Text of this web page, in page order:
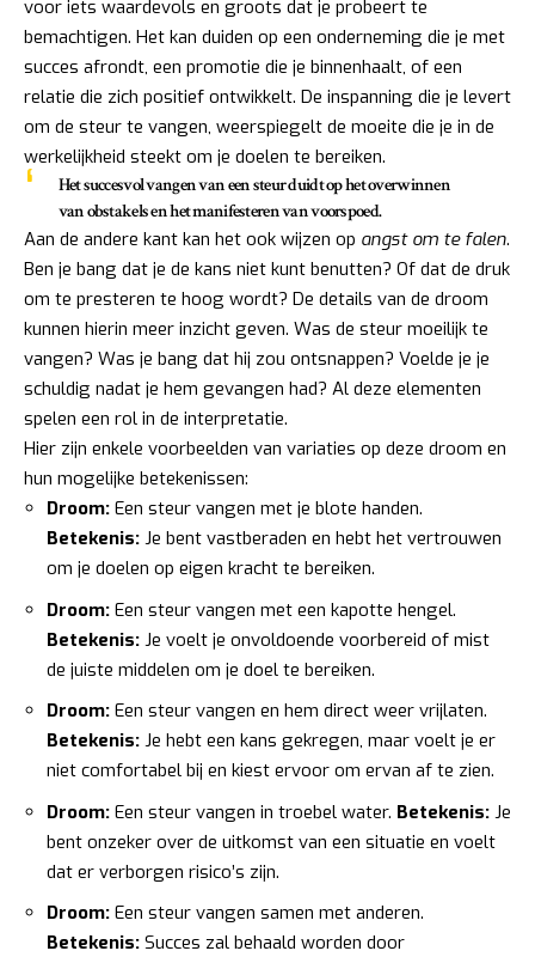
voor iets waardevols en groots dat je probeert te
bemachtigen. Het kan duiden op een onderneming die je met
succes afrondt, een promotie die je binnenhaalt, of een
relatie die zich positief ontwikkelt. De inspanning die je levert
om de steur te vangen, weerspiegelt de moeite die je in de
werkelijkheid steekt om je doelen te bereiken.
Het succesvol vangen van een steur duidt op het overwinnen
van obstakels en het manifesteren van voorspoed.
Aan de andere kant kan het ook wijzen op angst om te falen.
Ben je bang dat je de kans niet kunt benutten? Of dat de druk
om te presteren te hoog wordt? De details van de droom
kunnen hierin meer inzicht geven. Was de steur moeilijk te
vangen? Was je bang dat hij zou ontsnappen? Voelde je je
schuldig nadat je hem gevangen had? Al deze elementen
spelen een rol in de interpretatie.
Hier zijn enkele voorbeelden van variaties op deze droom en
hun mogelijke betekenissen:
Droom: Een steur vangen met je blote handen.
Betekenis: Je bent vastberaden en hebt het vertrouwen
om je doelen op eigen kracht te bereiken.
Droom: Een steur vangen met een kapotte hengel.
Betekenis: Je voelt je onvoldoende voorbereid of mist
de juiste middelen om je doel te bereiken.
Droom: Een steur vangen en hem direct weer vrijlaten.
Betekenis: Je hebt een kans gekregen, maar voelt je er
niet comfortabel bij en kiest ervoor om ervan af te zien.
Droom: Een steur vangen in troebel water. Betekenis: Je
bent onzeker over de uitkomst van een situatie en voelt
dat er verborgen risico’s zijn.
Droom: Een steur vangen samen met anderen.
Betekenis: Succes zal behaald worden door